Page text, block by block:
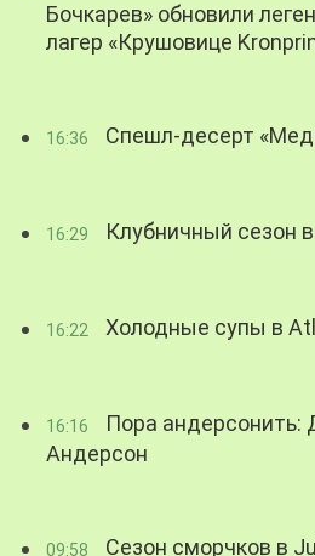
Бочкарев» обновили
лагер «Крушовице
16:36 Спешл-десерт
16:29 Клубничный сезон
16:22 Холодные супы в
16:16
Пора андерсонить:
Андерсон
09:58 Сезон сморчков в